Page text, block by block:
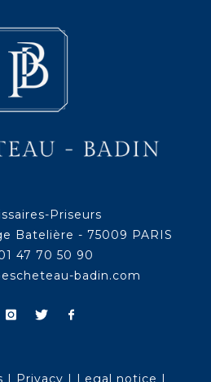
Priseurs
Batelière - 75009 PARIS
47 70 50 90
badin.com
| Privacy | Legal notice |